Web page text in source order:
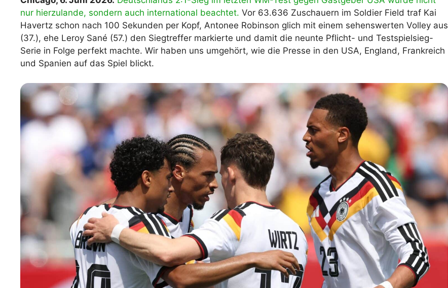
WM 2026 Spielplan Excel – kostenlos
downloaden & automatisch ausfüllen
nur hierzulande, sondern auch international beachtet. Vor 63.636 Zuschauern im Soldier Field traf Kai
Havertz schon nach 100 Sekunden per Kopf, Antonee Robinson glich mit einem sehenswerten Volley aus
(37.), ehe Leroy Sané (57.) den Siegtreffer markierte und damit die neunte Pflicht- und Testspielsieg-
Serie in Folge perfekt machte. Wir haben uns umgehört, wie die Presse in den USA, England, Frankreich
und Spanien auf das Spiel blickt.